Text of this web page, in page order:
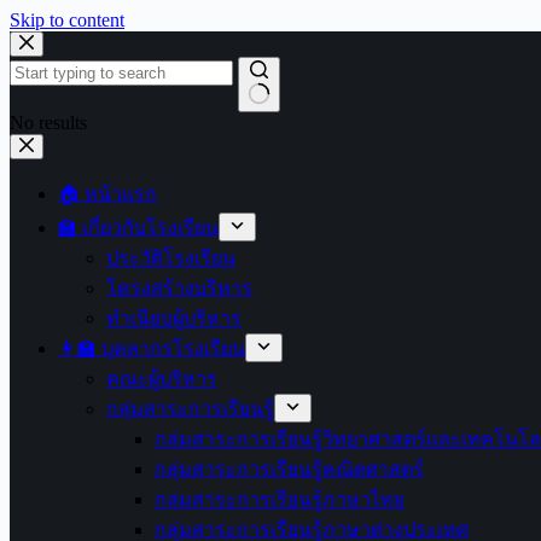
Skip to content
No results
🏠 หน้าแรก
🏫 เกี่ยวกับโรงเรียน
ประวัติโรงเรียน
โครงสร้างบริหาร
ทำเนียบผู้บริหาร
👩‍🏫 บุคลากรโรงเรียน
คณะผู้บริหาร
กลุ่มสาระการเรียนรู้
กลุ่มสาระการเรียนรู้วิทยาศาสตร์และเทคโนโ
กลุ่มสาระการเรียนรู้คณิตศาสตร์
กลุ่มสาระการเรียนรู้ภาษาไทย
กลุ่มสาระการเรียนรู้ภาษาต่างประเทศ